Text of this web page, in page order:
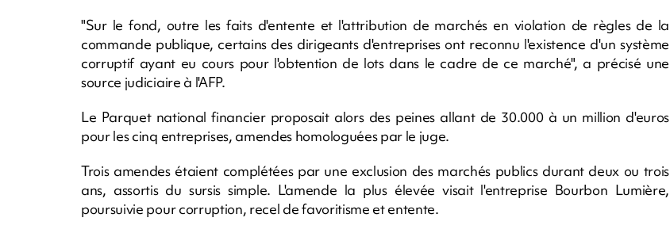
"Sur le fond, outre les faits d'entente et l'attribution de marchés en violation de règles de la
commande publique, certains des dirigeants d'entreprises ont reconnu l'existence d'un système
corruptif ayant eu cours pour l'obtention de lots dans le cadre de ce marché", a précisé une
source judiciaire à l'AFP.
Le Parquet national financier proposait alors des peines allant de 30.000 à un million d'euros
pour les cinq entreprises, amendes homologuées par le juge.
Trois amendes étaient complétées par une exclusion des marchés publics durant deux ou trois
ans, assortis du sursis simple. L'amende la plus élevée visait l'entreprise Bourbon Lumière,
poursuivie pour corruption, recel de favoritisme et entente.